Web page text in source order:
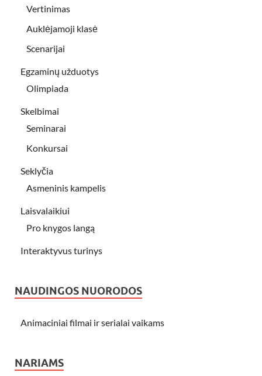
Vertinimas
Auklėjamoji klasė
Scenarijai
Egzaminų užduotys
Olimpiada
Skelbimai
Seminarai
Konkursai
Seklyčia
Asmeninis kampelis
Laisvalaikiui
Pro knygos langą
Interaktyvus turinys
NAUDINGOS NUORODOS
Animaciniai filmai ir serialai vaikams
NARIAMS